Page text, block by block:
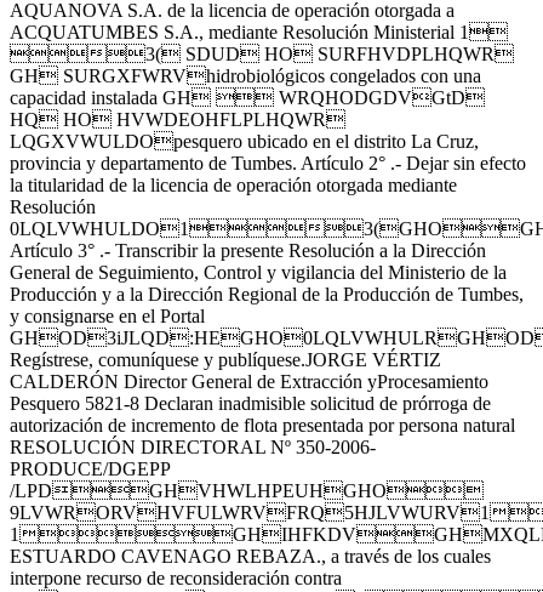
AQUANOVA S.A. de la licencia de operación otorgada a
ACQUATUMBES S.A., mediante Resolución Ministerial 1
3( SDUD HO SURFHVDPLHQWR
GH SURGXFWRVhidrobiológicos congelados con una
capacidad instalada GH  WRQHODGDVGtD
HQ HO HVWDEOHFLPLHQWR
LQGXVWULDOpesquero ubicado en el distrito La Cruz,
provincia y departamento de Tumbes. Artículo 2° .- Dejar sin efecto
la titularidad de la licencia de operación otorgada mediante
Resolución
0LQLVWHULDO1
Artículo 3° .- Transcribir la presente Resolución a la Dirección
General de Seguimiento, Control y vigilancia del Ministerio de la
Producción y a la Dirección Regional de la Producción de Tumbes,
y consignarse en el Portal
Regístrese, comuníquese y publíquese.JORGE VÉRTIZ
CALDERÓN Director General de Extracción yProcesamiento
Pesquero 5821-8 Declaran inadmisible solicitud de prórroga de
autorización de incremento de flota presentada por persona natural
RESOLUCIÓN DIRECTORAL Nº 350-2006-
PRODUCE/DGEPP
/LPDGHVHWLHPEUHGHO
ESTUARDO CAVENAGO REBAZA., a través de los cuales
interpone recurso de reconsideración contra